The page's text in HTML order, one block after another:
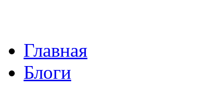
Главная
Блоги